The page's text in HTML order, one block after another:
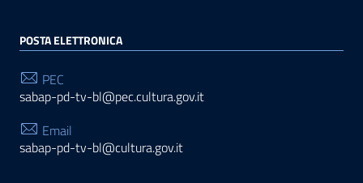
POSTA ELETTRONICA
PEC
sabap-pd-tv-bl@pec.cultura.gov.it
Email
sabap-pd-tv-bl@cultura.gov.it